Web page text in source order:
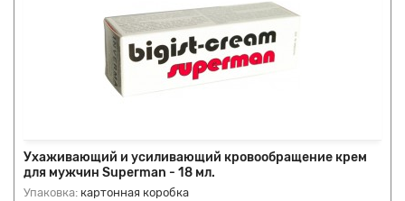
Ухаживающий и усиливающий кровообращение крем
для мужчин Superman - 18 мл.
Упаковка: картонная коробка